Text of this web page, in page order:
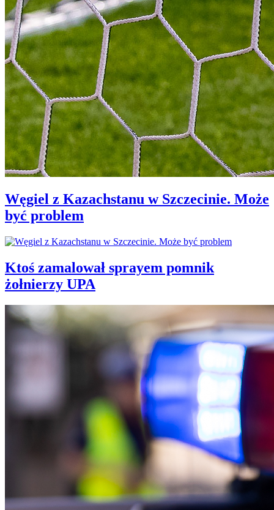
Węgiel z Kazachstanu w Szczecinie. Może
być problem
Ktoś zamalował sprayem pomnik
żołnierzy UPA